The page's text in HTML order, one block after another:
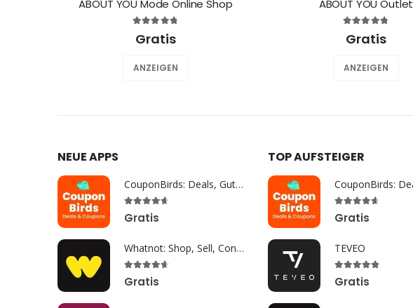
ABOUT YOU Mode Online Shop
Gratis
ANZEIGEN
ABOUT YOU Outlet
Gratis
ANZEIGEN
NEUE APPS
CouponBirds: Deals, Gutscheine
Gratis
Whatnot: Shop, Sell, Connect
Gratis
TOP AUFSTEIGER
Gratis
TEVEO
Gratis